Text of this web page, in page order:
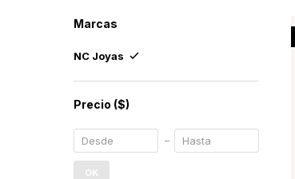
Marcas
NC Joyas
Precio ($)
OK